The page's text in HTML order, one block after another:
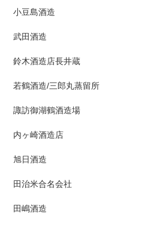
小豆島酒造
武田酒造
鈴木酒造店長井蔵
若鶴酒造/三郎丸蒸留所
諏訪御湖鶴酒造場
内ヶ崎酒造店
旭日酒造
田治米合名会社
田嶋酒造